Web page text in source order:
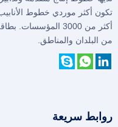
تكون أكثر موردي خطوط
من البلدان والمناطق.
روابط سريعة